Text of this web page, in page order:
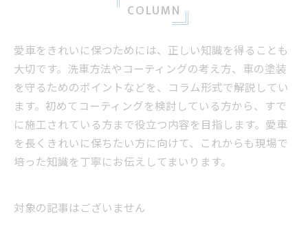
COLUMN
愛車をきれいに保つためには、正しい知識を得ることも
大切です。洗車方法やコーティングの考え方、車の塗装
を守るためのポイントなどを、コラム形式で解説してい
ます。初めてコーティングを検討している方から、すで
に施工されている方まで役立つ内容を目指します。愛車
を長くきれいに保ちたい方に向けて、これからも現場で
培った知識を丁寧にお伝えしてまいります。
対象の記事はございません